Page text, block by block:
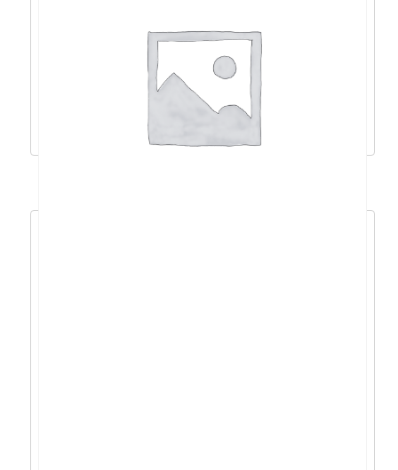
42100/16GB/1TB/14,5″/W11 – NX.KYXEX.009
1.548,39€ 1.393,55
Dodaj u košaricu